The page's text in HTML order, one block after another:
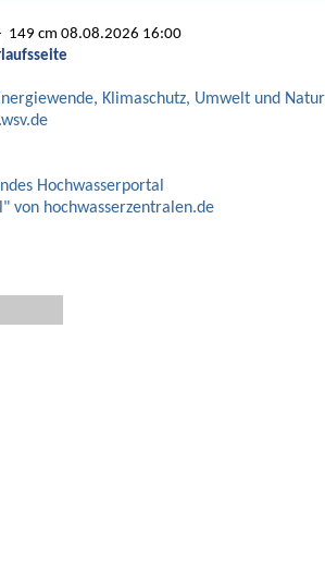
149 cm 08.08.2026 16:00
Klimaschutz, Umwelt und Natur
Hochwasserportal
von hochwasserzentralen.de